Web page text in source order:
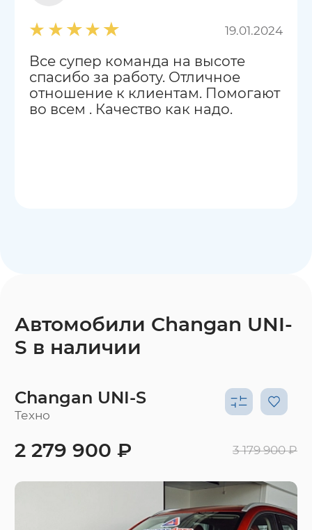
19.01.2024
Все супер команда на высоте
спасибо за работу. Отличное
отношение к клиентам. Помогают
во всем . Качество как надо.
Автомобили Changan UNI-
S в наличии
Changan UNI-S
Техно
2 279 900 ₽ 3 179 900 ₽